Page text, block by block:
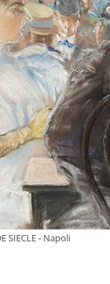
SIECLE - Napoli